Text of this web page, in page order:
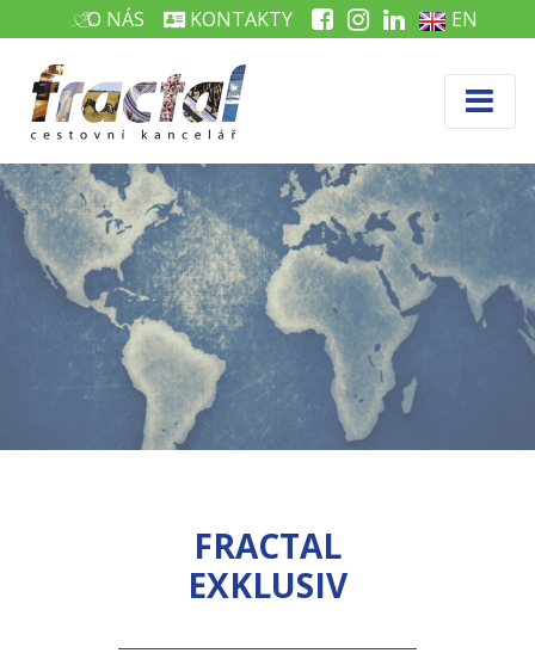
O NÁS KONTAKTY EN
FRACTAL
EXKLUSIV